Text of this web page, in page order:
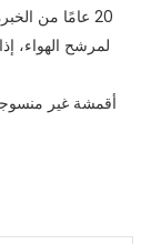
20 عامًا من
لمرشح الهواء،